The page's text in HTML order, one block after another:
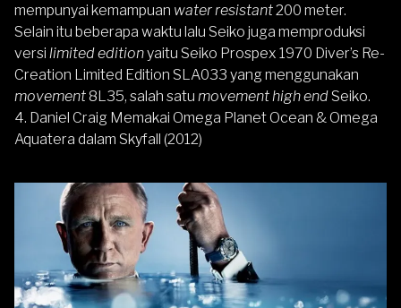
mempunyai kemampuan water resistant200 meter.
Selain itu beberapa waktu lalu Seiko juga memproduksi
versi limited editionyaitu Seiko Prospex 1970 Diver’s Re-
Creation Limited Edition SLA033 yang menggunakan
movement8L35, salah satu movement high end Seiko.
4. Daniel Craig Memakai Omega Planet Ocean & Omega
Aquatera dalam Skyfall (2012)